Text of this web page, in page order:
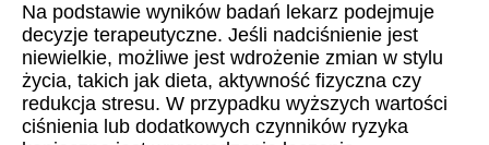
Na podstawie wyników badań lekarz podejmuje
decyzje terapeutyczne. Jeśli nadciśnienie jest
niewielkie, możliwe jest wdrożenie zmian w stylu
życia, takich jak dieta, aktywność fizyczna czy
redukcja stresu. W przypadku wyższych wartości
ciśnienia lub dodatkowych czynników ryzyka